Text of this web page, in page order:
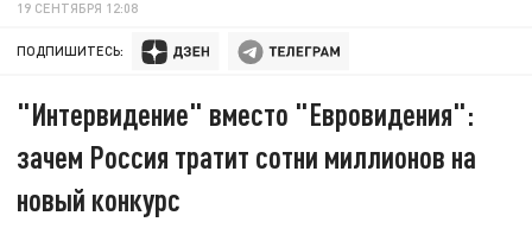
19 СЕНТЯБРЯ 12:08
ПОДПИШИТЕСЬ:
"Интервидение" вместо "Евровидения":
зачем Россия тратит сотни миллионов на
новый конкурс